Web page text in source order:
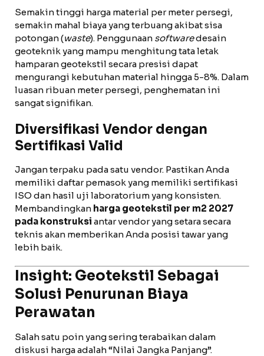
Semakin tinggi harga material per meter persegi,
semakin mahal biaya yang terbuang akibat sisa
potongan (waste). Penggunaan softwaredesain
geoteknik yang mampu menghitung tata letak
hamparan geotekstil secara presisi dapat
mengurangi kebutuhan material hingga 5-8%. Dalam
luasan ribuan meter persegi, penghematan ini
sangat signifikan.
Diversifikasi Vendor dengan
Sertifikasi Valid
Jangan terpaku pada satu vendor. Pastikan Anda
memiliki daftar pemasok yang memiliki sertifikasi
ISO dan hasil uji laboratorium yang konsisten.
Membandingkan harga geotekstil per m2 2027
pada konstruksi antar vendor yang setara secara
teknis akan memberikan Anda posisi tawar yang
lebih baik.
Insight: Geotekstil Sebagai
Solusi Penurunan Biaya
Perawatan
Salah satu poin yang sering terabaikan dalam
diskusi harga adalah “Nilai Jangka Panjang”.